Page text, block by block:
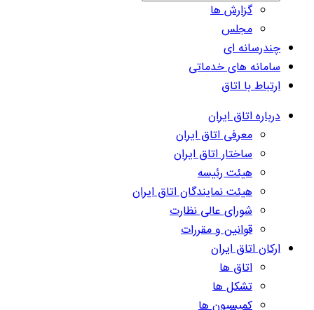
گزارش ها
مجلس
چندرسانه ای
سامانه های خدماتی
ارتباط با اتاق
درباره اتاق ایران
معرفی اتاق ایران
ساختار اتاق ایران
هیئت رئیسه
هیئت نمایندگان اتاق ایران
شورای عالی نظارت
قوانین و مقررات
ارکان اتاق ایران
اتاق ها
تشکل ها
کمیسیون ها